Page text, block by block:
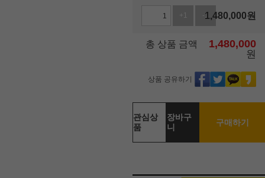
+1 -11,480,000원
총 상품 금액 1,480,000
원
상품 공유하기
관심상
품
장바구
니
구매하기